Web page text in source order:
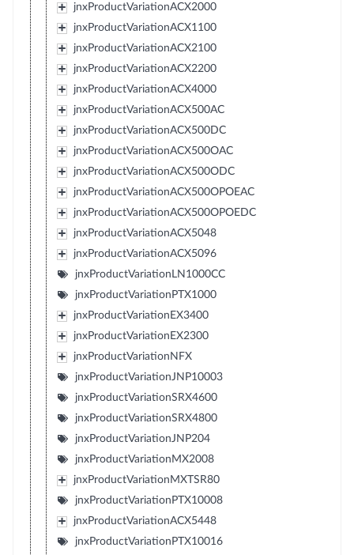
jnxProductVariationACX2000
jnxProductVariationACX1100
jnxProductVariationACX2100
jnxProductVariationACX2200
jnxProductVariationACX4000
jnxProductVariationACX500AC
jnxProductVariationACX500DC
jnxProductVariationACX500OAC
jnxProductVariationACX500ODC
jnxProductVariationACX500OPOEAC
jnxProductVariationACX500OPOEDC
jnxProductVariationACX5048
jnxProductVariationACX5096
jnxProductVariationLN1000CC
jnxProductVariationPTX1000
jnxProductVariationEX3400
jnxProductVariationEX2300
jnxProductVariationNFX
jnxProductVariationJNP10003
jnxProductVariationSRX4600
jnxProductVariationSRX4800
jnxProductVariationJNP204
jnxProductVariationMX2008
jnxProductVariationMXTSR80
jnxProductVariationPTX10008
jnxProductVariationACX5448
jnxProductVariationPTX10016